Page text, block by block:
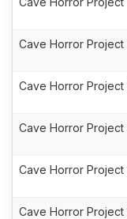
Cave Horror Project
Cave Horror Project
Cave Horror Project
Cave Horror Project
Cave Horror Project